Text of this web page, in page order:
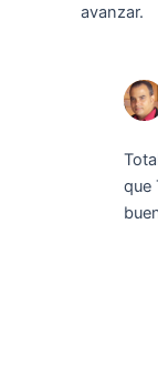
avanzar.
que